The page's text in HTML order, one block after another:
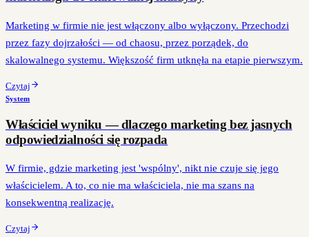
Marketing w firmie nie jest włączony albo wyłączony. Przechodzi
przez fazy dojrzałości — od chaosu, przez porządek, do
skalowalnego systemu. Większość firm utknęła na etapie pierwszym.
Czytaj
System
Właściciel wyniku — dlaczego marketing bez jasnych
odpowiedzialności się rozpada
W firmie, gdzie marketing jest 'wspólny', nikt nie czuje się jego
właścicielem. A to, co nie ma właściciela, nie ma szans na
konsekwentną realizację.
Czytaj